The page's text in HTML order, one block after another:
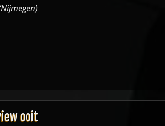
ooit